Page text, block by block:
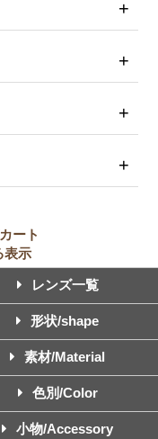
ート
表示
レンズ一覧
形状/shape
素材/Material
色別/Color
小物/Accessory